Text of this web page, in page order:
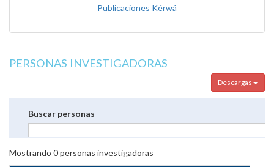
Publicaciones Kérwá
PERSONAS INVESTIGADORAS
Descargas
Buscar personas
Mostrando 0personas investigadoras